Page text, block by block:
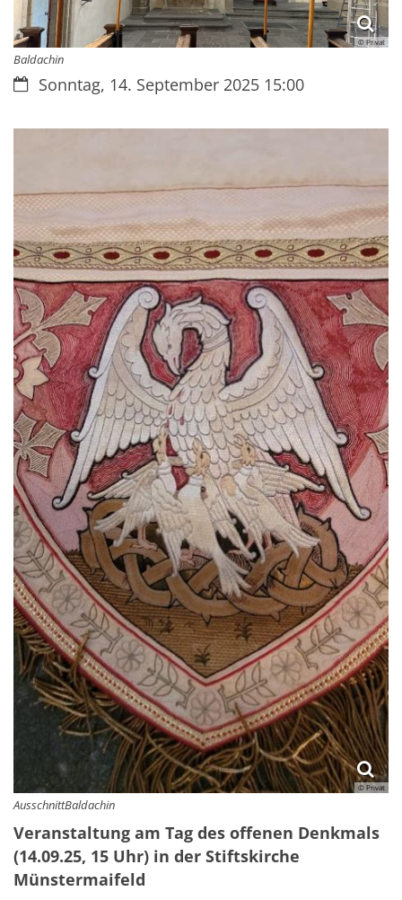
© Privat
Baldachin
Datum:Sonntag, 14. September 2025 15:00
© Privat
AusschnittBaldachin
Veranstaltung am Tag des offenen Denkmals
(14.09.25, 15 Uhr) in der Stiftskirche
Münstermaifeld